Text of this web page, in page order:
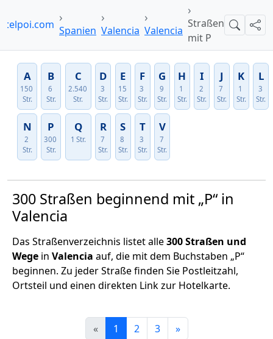
Spanien Valencia Valencia
Straßen
mit P
Suche
A
150
Str.
B
6
Str.
C
2.540
Str.
D
3
Str.
E
15
Str.
F
3
Str.
G
9
Str.
H
1
Str.
I
2
Str.
J
7
Str.
K
1
Str.
L
3
Str.
N
2
Str.
P
300
Str.
Q
1 Str.
R
7
Str.
S
8
Str.
T
3
Str.
V
7
Str.
300 Straßen beginnend mit „P“ in
Valencia
Das Straßenverzeichnis listet alle300 Straßen und
Wege in Valencia auf, die mit dem Buchstaben „P“
beginnen. Zu jeder Straße finden Sie Postleitzahl,
Ortsteil und einen direkten Link zur Hotelkarte.
« 1 2 3 »